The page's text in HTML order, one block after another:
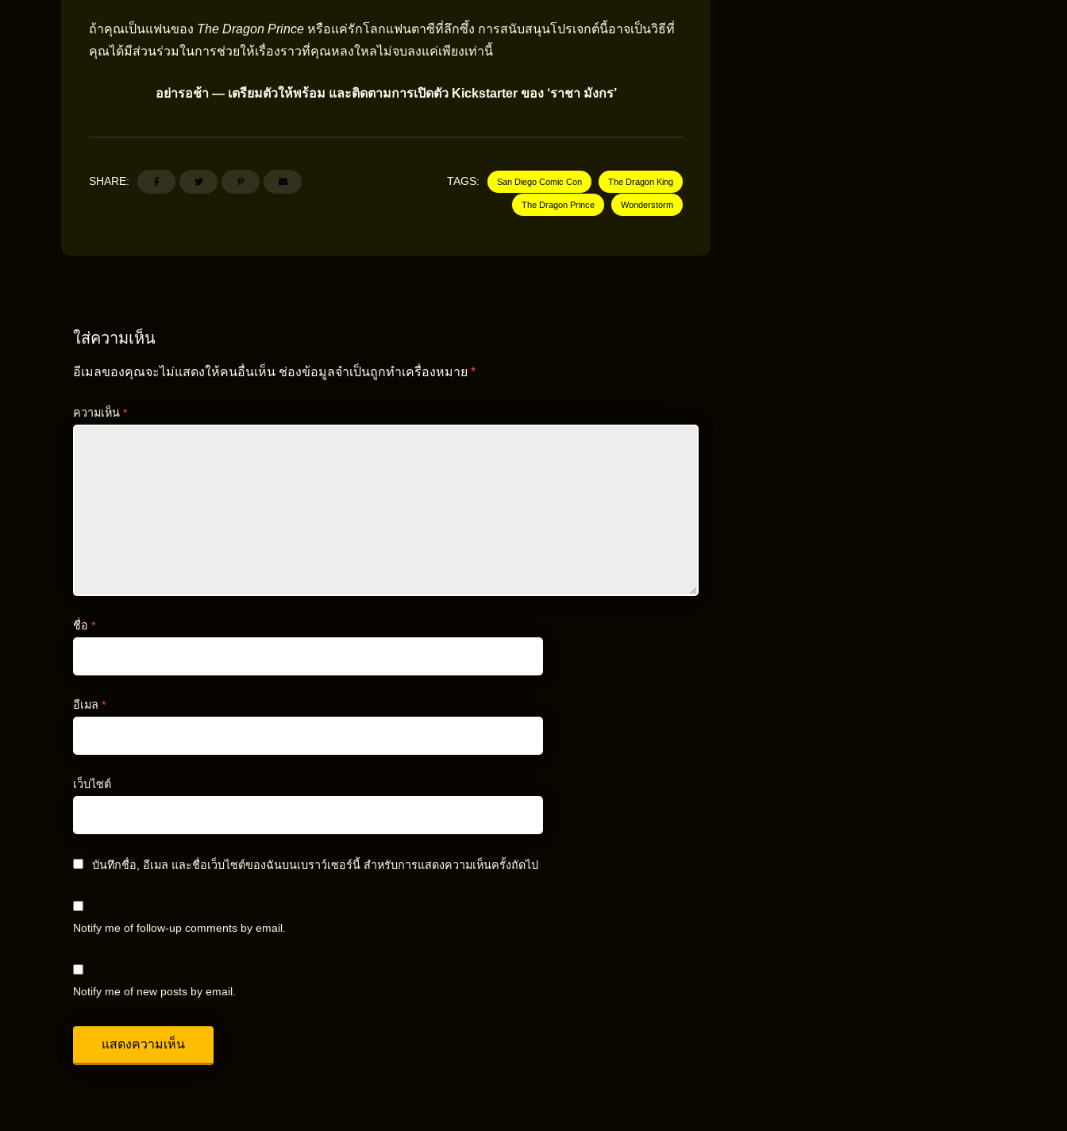
ถ้าคุณเป็นแฟนของ The Dragon Prince หรือแค่รักโลกแฟนตาซีที่ลึกซึ้ง การสนับสนุนโปรเจกต์นี้อาจเป็นวิธีที่
คุณได้มีส่วนร่วมในการช่วยให้เรื่องราวที่คุณหลงใหลไม่จบลงแค่เพียงเท่านี้
อย่ารอช้า — เตรียมตัวให้พร้อม และติดตามการเปิดตัว Kickstarter ของ ‘ราชา มังกร’
SHARE: TAGS: San Diego Comic Con The Dragon King
The Dragon Prince Wonderstorm
ใส่ความเห็น
อีเมลของคุณจะไม่แสดงให้คนอื่นเห็น ช่องข้อมูลจำเป็นถูกทำเครื่องหมาย *
ความเห็น *
ชื่อ *
อีเมล *
เว็บไซต์
บันทึกชื่อ, อีเมล และชื่อเว็บไซต์ของฉันบนเบราว์เซอร์นี้ สำหรับการแสดงความเห็นครั้งถัดไป
Notify me of follow-up comments by email.
Notify me of new posts by email.